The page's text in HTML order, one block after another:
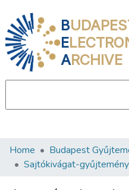
B
E
ARCHIVE
Communities &
Home Budapest
Sajtókivágat-gyűjtemény